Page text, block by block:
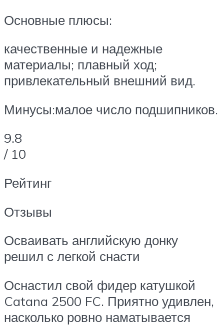
Основные плюсы:
качественные и надежные
материалы; плавный ход;
привлекательный внешний вид.
Минусы:малое число подшипников.
9.8
/ 10
Рейтинг
Отзывы
Осваивать английскую донку
решил с легкой снасти
Оснастил свой фидер катушкой
Catana 2500 FC. Приятно удивлен,
насколько ровно наматывается